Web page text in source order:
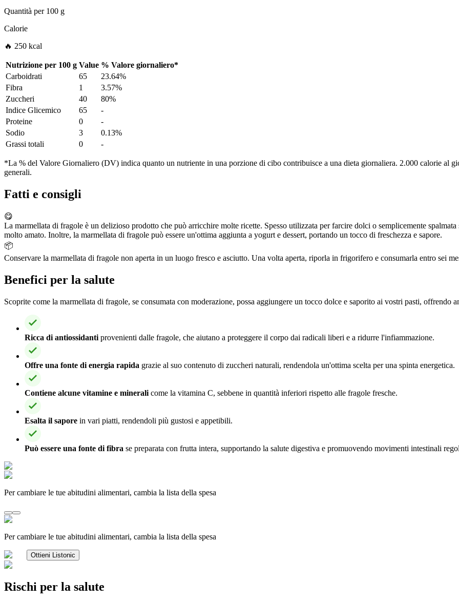
Quantità per100 g
Calorie
🔥 250 kcal
Nutrizione per 100 g Value % Valore giornaliero*
Carboidrati
65
23.64%
Fibra
1
3.57%
Zuccheri
40
80%
Indice Glicemico
65
-
Proteine
0
-
Sodio
3
0.13%
Grassi totali
0 -
*La % del Valore Giornaliero (DV) indica quanto un nutriente in una porzione di cibo contribuisce a una dieta giornaliera. 2.000 calorie al
generali.
Fatti e consigli
😋
La marmellata di fragole è un delizioso prodotto che può arricchire molte ricette. Spesso utilizzata per farcire dolci o semplicemente
molto amato. Inoltre, la marmellata di fragole può essere un'ottima aggiunta a yogurt e dessert, portando un tocco di freschezza e sapore.
📦
Conservare la marmellata di fragole non aperta in un luogo fresco e asciutto. Una volta aperta, riporla in frigorifero e consumarla entro sei
Benefici per la salute
Scoprite come la marmellata di fragole, se consumata con moderazione, possa aggiungere un tocco dolce e saporito ai vostri pasti, offrendo
Ricca di antiossidanti provenienti dalle fragole, che aiutano a proteggere il corpo dai radicali liberi e a ridurre l'infiammazione.
Offre una fonte di energia rapida grazie al suo contenuto di zuccheri naturali, rendendola un'ottima scelta per una spinta energetica.
Contiene alcune vitamine e minerali come la vitamina C, sebbene in quantità inferiori rispetto alle fragole fresche.
Esalta il sapore in vari piatti, rendendoli più gustosi e appetibili.
Può essere una fonte di fibra se preparata con frutta intera, supportando la salute digestiva e promuovendo movimenti intestinali
Per cambiare le tue abitudini alimentari, cambia la lista della spesa
Per cambiare le tue abitudini alimentari, cambia la lista della spesa
Ottieni Listonic
Rischi per la salute